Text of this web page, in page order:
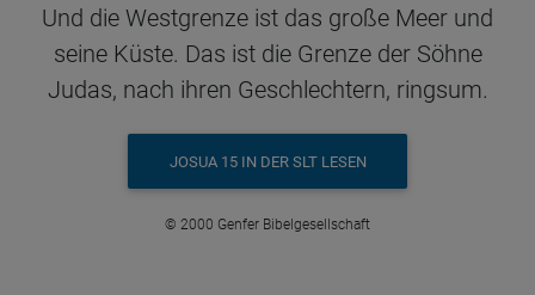
Und die Westgrenze ist das große Meer und
seine Küste. Das ist die Grenze der Söhne
Judas, nach ihren Geschlechtern, ringsum.
JOSUA 15 IN DER SLT LESEN
© 2000 Genfer Bibelgesellschaft